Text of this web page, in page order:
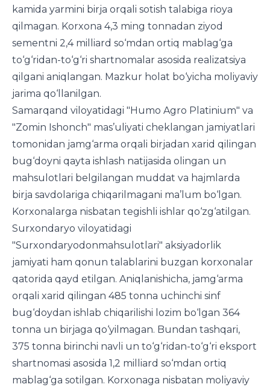
kamida yarmini birja orqali sotish talabiga rioya
qilmagan. Korxona 4,3 ming tonnadan ziyod
sementni 2,4 milliard so‘mdan ortiq mablag‘ga
to‘g‘ridan-to‘g‘ri shartnomalar asosida realizatsiya
qilgani aniqlangan. Mazkur holat bo‘yicha moliyaviy
jarima qo‘llanilgan.
Samarqand viloyatidagi "Humo Agro Platinium" va
"Zomin Ishonch" mas’uliyati cheklangan jamiyatlari
tomonidan jamg‘arma orqali birjadan xarid qilingan
bug‘doyni qayta ishlash natijasida olingan un
mahsulotlari belgilangan muddat va hajmlarda
birja savdolariga chiqarilmagani ma’lum bo‘lgan.
Korxonalarga nisbatan tegishli ishlar qo‘zg‘atilgan.
Surxondaryo viloyatidagi
"Surxondaryodonmahsulotlari" aksiyadorlik
jamiyati ham qonun talablarini buzgan korxonalar
qatorida qayd etilgan. Aniqlanishicha, jamg‘arma
orqali xarid qilingan 485 tonna uchinchi sinf
bug‘doydan ishlab chiqarilishi lozim bo‘lgan 364
tonna un birjaga qo‘yilmagan. Bundan tashqari,
375 tonna birinchi navli un to‘g‘ridan-to‘g‘ri eksport
shartnomasi asosida 1,2 milliard so‘mdan ortiq
mablag‘ga sotilgan. Korxonaga nisbatan moliyaviy